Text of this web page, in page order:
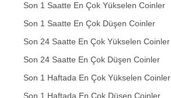
Son 1 Saatte En Çok Yükselen Coinler
Son 1 Saatte En Çok Düşen Coinler
Son 24 Saatte En Çok Yükselen Coinler
Son 24 Saatte En Çok Düşen Coinler
Son 1 Haftada En Çok Yükselen Coinler
Son 1 Haftada En Çok Düşen Coinler